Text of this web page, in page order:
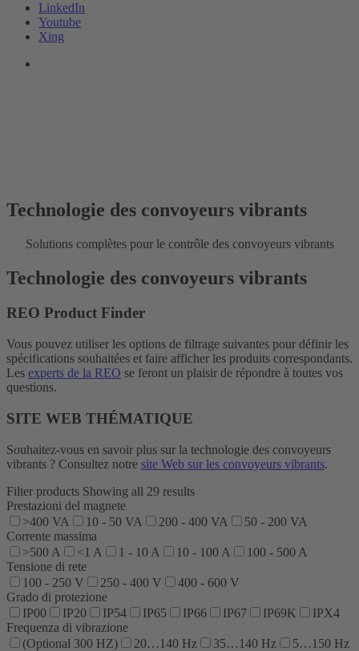
LinkedIn
Youtube
Xing
Technologie des convoyeurs vibrants
Solutions complètes pour le contrôle des convoyeurs vibrants
Technologie des convoyeurs vibrants
REO Product Finder
Vous pouvez utiliser les options de filtrage suivantes pour définir les
spécifications souhaitées et faire afficher les produits correspondants.
Les experts de la REO se feront un plaisir de répondre à toutes vos
questions.
SITE WEB THÉMATIQUE
Souhaitez-vous en savoir plus sur la technologie des convoyeurs
vibrants ? Consultez notre site Web sur les convoyeurs vibrants.
Filter products Showing all 29 results
Prestazioni del magnete
>400 VA
10 - 50 VA 200 - 400 VA
50 - 200 VA
Corrente massima
>500 A
<1 A 1 - 10 A 10 - 100 A
100 - 500 A
Tensione di rete
100 - 250 V
250 - 400 V
400 - 600 V
Grado di protezione
IP00
IP20 IP54 IP65 IP66 IP67 IP69K
IPX4
Frequenza di vibrazione
(Optional 300 HZ)
20…140 Hz 35…140 Hz
5…150 Hz